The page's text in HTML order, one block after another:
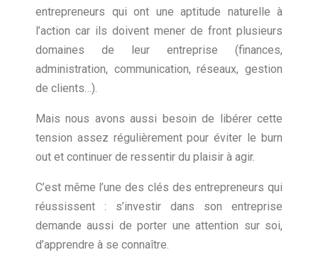
entrepreneurs qui ont une aptitude naturelle à
l’action car ils doivent mener de front plusieurs
domaines de leur entreprise (finances,
administration, communication, réseaux, gestion
de clients…).
Mais nous avons aussi besoin de libérer cette
tension assez régulièrement pour éviter le burn
out et continuer de ressentir du plaisir à agir.
C’est même l’une des clés des entrepreneurs qui
réussissent : s’investir dans son entreprise
demande aussi de porter une attention sur soi,
d’apprendre à se connaître.